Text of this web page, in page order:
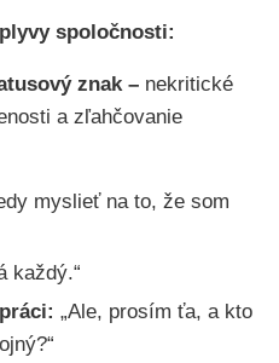
spoločnosti:
znak – nekritické
a zľahčovanie
myslieť na to, že som
každý.“
„Ale, prosím ťa, a kto